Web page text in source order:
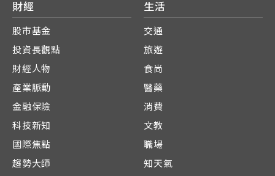
財經
股市基金
投資長觀點
財經人物
產業脈動
金融保險
科技新知
國際焦點
趨勢大師
生活
交通
旅遊
食尚
醫藥
消費
文教
職場
知天氣